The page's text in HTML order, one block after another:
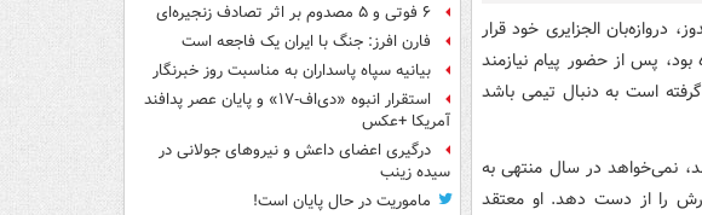
دروازه‌بان الجزایری خود قرار
پس از حضور پیام نیازمند
است به دنبال تیمی باشد
نمی‌خواهد در سال منتهی به
کشورش را از دست دهد. او معتقد
۶ فوتی و ۵ مصدوم بر اثر تصادف زنجیره‌ای
فارن افرز: جنگ با ایران یک فاجعه است
بیانیه سپاه پاسداران به مناسبت روز خبرنگار
استقرار انبوه «دی‌اف‑۱۷» و پایان عصر پدافند
آمریکا +عکس
درگیری اعضای داعش و نیروهای جولانی در
سیده زینب
ماموریت در حال پایان است!